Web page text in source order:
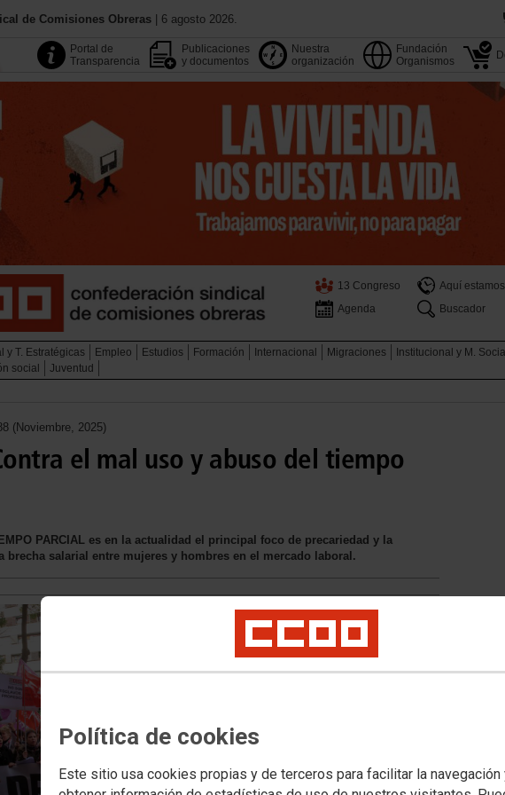
Política de cookies
Este sitio usa cookies propias y de terceros para facilitar la navegación
de Comisiones Obreras | 6 agosto 2026.
Portal de
Transparencia
Publicaciones
y documentos
Nuestra
organización
Fundación
Organismos
13 Congreso Aquí estamos
Agenda
Buscador
y T. Estratégicas Empleo Estudios Formación Internacional Migraciones Institucional y M.
social
Juventud
(Noviembre, 2025)
el mal uso y abuso del tiempo
PARCIAL es en la actualidad el principal foco de precariedad y la
brecha salarial entre mujeres y hombres en el mercado laboral.